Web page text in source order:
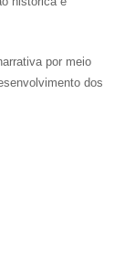
por meio
dos